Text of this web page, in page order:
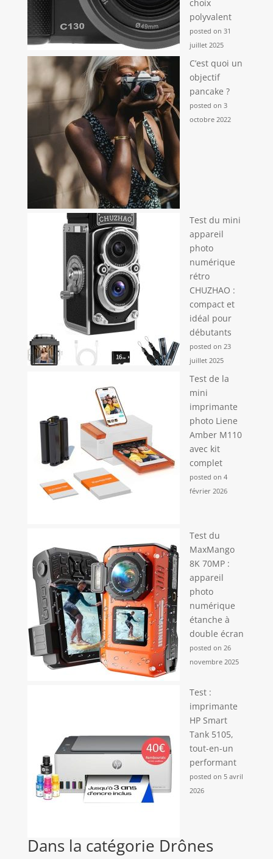
choix
polyvalent
posted on 31
juillet 2025
C’est quoi un
objectif
pancake ?
posted on 3
octobre 2022
Test du mini
appareil
photo
numérique
rétro
CHUZHAO :
compact et
idéal pour
débutants
posted on 23
juillet 2025
Test de la
mini
imprimante
photo Liene
Amber M110
avec kit
complet
posted on 4
février 2026
Test du
MaxMango
8K 70MP :
appareil
photo
numérique
étanche à
double écran
posted on 26
novembre 2025
Test :
imprimante
HP Smart
Tank 5105,
tout-en-un
performant
posted on 5 avril
2026
Dans la catégorie Drônes